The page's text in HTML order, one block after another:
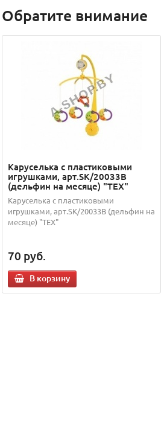
Обратите внимание
Каруселька с пластиковыми
игрушками, арт.SK/20033В
(дельфин на месяце) "TEX"
Каруселька с пластиковыми
игрушками, арт.SK/20033В (дельфин на
месяце) "TEX"
70 руб.
В корзину